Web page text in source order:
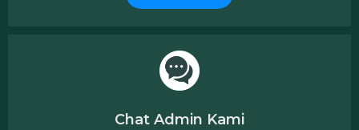
Chat Admin Kami